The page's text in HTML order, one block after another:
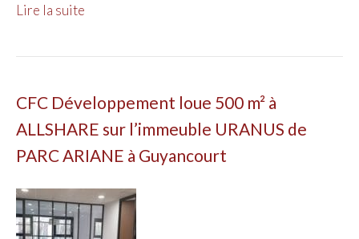
Lire la suite
CFC Développement loue 500 m² à
ALLSHARE sur l’immeuble URANUS de
PARC ARIANE à Guyancourt